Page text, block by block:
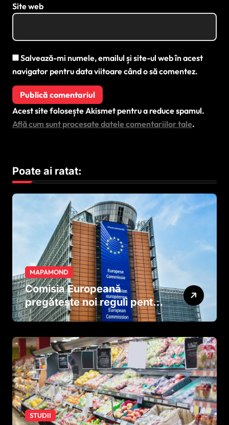
Site web
Salvează-mi numele, emailul și site-ul web în acest
navigator pentru data viitoare când o să comentez.
Acest site folosește Akismet pentru a reduce spamul.
Află cum sunt procesate datele comentariilor tale.
Poate ai ratat:
MAPAMOND
Comisia Europeană
pregătește noi reguli pentru
tutun și țigările electronice
STUDII